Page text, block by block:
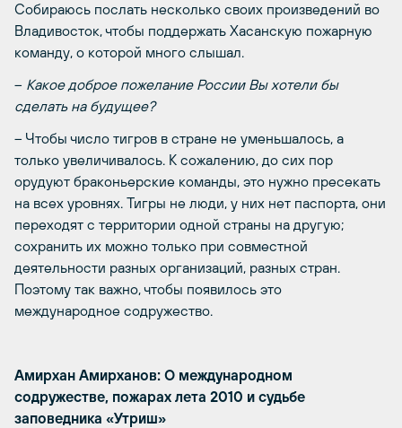
Собираюсь послать несколько своих произведений во
Владивосток, чтобы поддержать Хасанскую пожарную
команду, о которой много слышал.
– Какое доброе пожелание России Вы хотели бы
сделать на будущее?
– Чтобы число тигров в стране не уменьшалось, а
только увеличивалось. К сожалению, до сих пор
орудуют браконьерские команды, это нужно пресекать
на всех уровнях. Тигры не люди, у них нет паспорта, они
переходят с территории одной страны на другую;
сохранить их можно только при совместной
деятельности разных организаций, разных стран.
Поэтому так важно, чтобы появилось это
международное содружество.
Амирхан Амирханов: О международном
содружестве, пожарах лета 2010 и судьбе
заповедника «Утриш»